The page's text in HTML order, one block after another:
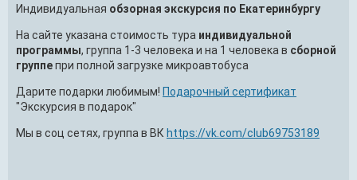
Индивидуальная обзорная экскурсия по Екатеринбургу
На сайте указана стоимость тура индивидуальной
программы, группа 1-3 человека и на 1 человека в сборной
группепри полной загрузке микроавтобуса
Дарите подарки любимым! Подарочный сертификат
"Экскурсия в подарок"
Мы в соц сетях, группа в ВК https://vk.com/club69753189